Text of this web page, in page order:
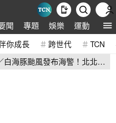
聞 專題 娛樂 運動 全球
你成長 跨世代 TCN
海豚颱風發布海警！北北基